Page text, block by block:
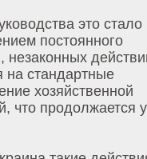
это стало
постоянного
незаконных
на стандартные
хозяйственной
что продолжается